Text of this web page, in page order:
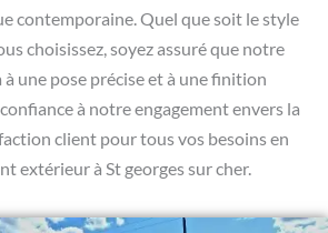
contemporaine. Quel que soit le style
choisissez, soyez assuré que notre
une pose précise et à une finition
à notre engagement envers la
client pour tous vos besoins en
extérieur à St georges sur cher.